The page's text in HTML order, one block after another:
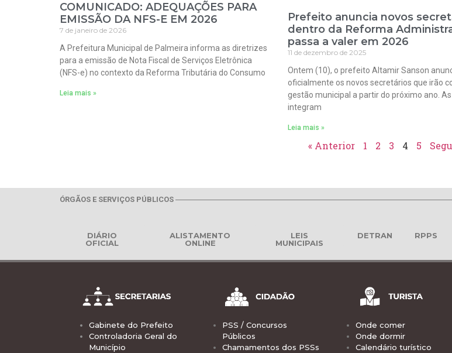
COMUNICADO: ADEQUAÇÕES PARA
EMISSÃO DA NFS-E EM 2026
7 de janeiro de 2026
A Prefeitura Municipal de Palmeira informa as diretrizes
para a emissão de Nota Fiscal de Serviços Eletrônica
(NFS-e) no contexto da Reforma Tributária do Consumo
Leia mais »
Prefeito anuncia novos
dentro da Reforma
passa a valer em 2026
11 de dezembro de 2025
Ontem (10), o prefeito Altamir Sanson
oficialmente os novos secretários que irão
gestão municipal a partir do próximo ano.
integram
Leia mais »
« Anterior 1 2 3 4 5
ÓRGÃOS E SERVIÇOS PÚBLICOS
DIÁRIO
OFICIAL
ALISTAMENTO
ONLINE
LEIS
MUNICIPAIS
DETRAN RPPS
Gabinete do Prefeito
Controladoria Geral do
Município
PSS / Concursos
Públicos
Chamamentos dos PSSs
Onde comer
Onde dormir
Calendário turístico